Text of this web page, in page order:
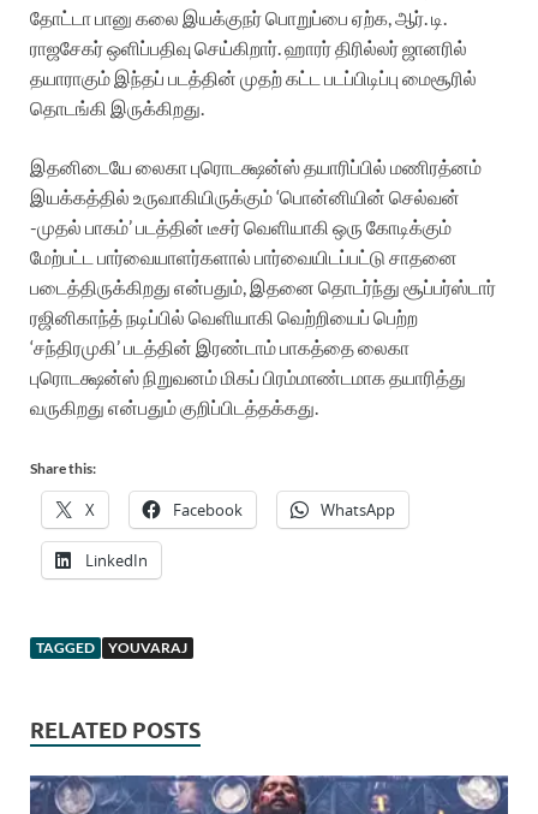
தோட்டா பானு கலை இயக்குநர் பொறுப்பை ஏற்க, ஆர். டி.
ராஜசேகர் ஒளிப்பதிவு செய்கிறார். ஹாரர் திரில்லர் ஜானரில்
தயாராகும் இந்தப் படத்தின் முதற் கட்ட படப்பிடிப்பு மைசூரில்
தொடங்கி இருக்கிறது.
இதனிடையே லைகா புரொடக்ஷன்ஸ் தயாரிப்பில் மணிரத்னம்
இயக்கத்தில் உருவாகியிருக்கும் ‘பொன்னியின் செல்வன்
-முதல் பாகம்’ படத்தின் டீசர் வெளியாகி ஒரு கோடிக்கும்
மேற்பட்ட பார்வையாளர்களால் பார்வையிடப்பட்டு சாதனை
படைத்திருக்கிறது என்பதும், இதனை தொடர்ந்து சூப்பர்ஸ்டார்
ரஜினிகாந்த் நடிப்பில் வெளியாகி வெற்றியைப் பெற்ற
‘சந்திரமுகி’ படத்தின் இரண்டாம் பாகத்தை லைகா
புரொடக்ஷன்ஸ் நிறுவனம் மிகப் பிரம்மாண்டமாக தயாரித்து
வருகிறது என்பதும் குறிப்பிடத்தக்கது.
Share this:
X Facebook WhatsApp
LinkedIn
TAGGED YOUVARAJ
RELATED POSTS